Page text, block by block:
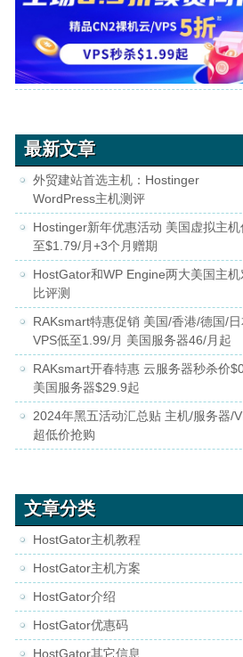
最新文章
外贸建站首选主机：Hostinger
WordPress主机测评
Hostinger新年优惠活动 美国虚拟主机
至$1.79/月+3个月赠期
HostGator和WP Engine两大美国主机
比评测
RAKsmart特惠促销 美国/香港/德国/日
VPS低至1.99/月 美国服务器46/月起
RAKsmart开春特惠 云服务器秒杀价
美国服务器$29.9起
2024年黑五活动汇总贴 主机/服务器/
超低价抢购
文章分类
HostGator主机教程
HostGator主机方案
HostGator介绍
HostGator优惠码
HostGator其它信息